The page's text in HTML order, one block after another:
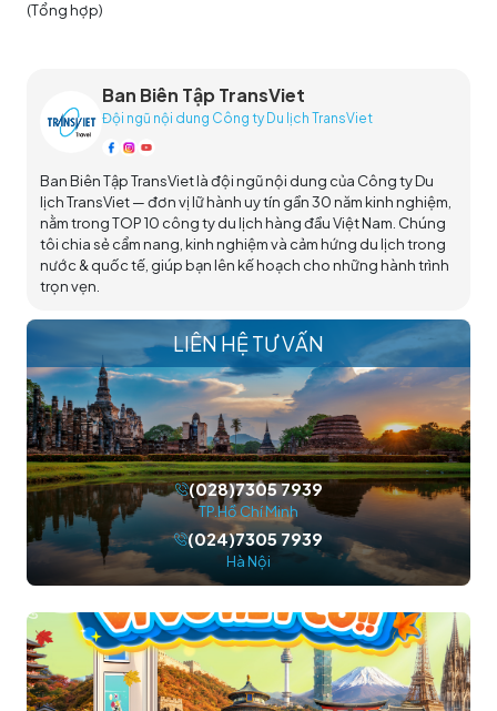
(Tổng hợp)
Ban Biên Tập TransViet
Đội ngũ nội dung Công ty Du lịch TransViet
Ban Biên Tập TransViet là đội ngũ nội dung của Công ty Du
lịch TransViet — đơn vị lữ hành uy tín gần 30 năm kinh nghiệm,
nằm trong TOP 10 công ty du lịch hàng đầu Việt Nam. Chúng
tôi chia sẻ cẩm nang, kinh nghiệm và cảm hứng du lịch trong
nước & quốc tế, giúp bạn lên kế hoạch cho những hành trình
trọn vẹn.
LIÊN HỆ TƯ VẤN
(028)7305 7939
TP.Hồ Chí Minh
(024)7305 7939
Hà Nội